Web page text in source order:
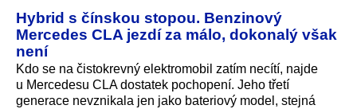
Hybrid s čínskou stopou. Benzinový
Mercedes CLA jezdí za málo, dokonalý však
není
Kdo se na čistokrevný elektromobil zatím necítí, najde
u Mercedesu CLA dostatek pochopení. Jeho třetí
generace nevznikala jen jako bateriový model, stejná